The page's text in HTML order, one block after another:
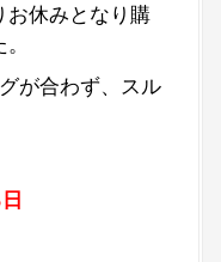
お休みとなり購
が合わず、スル